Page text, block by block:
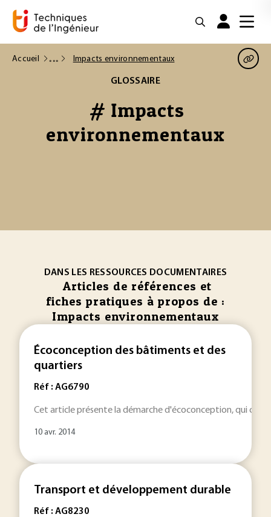
Accueil Impacts environnementaux
GLOSSAIRE
# Impacts
environnementaux
DANS LES RESSOURCES DOCUMENTAIRES
Articles de références et
fiches pratiques à propos de :
Impacts environnementaux
Écoconception des bâtiments et des
quartiers
Réf : AG6790
Cet article présente la démarche d'écoconception, qui
10 avr. 2014
Transport et développement durable
Réf : AG8230